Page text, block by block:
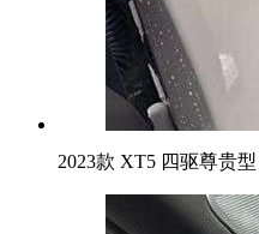
2023款 XT5 四驱尊贵